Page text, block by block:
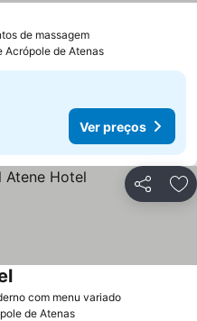
de massagem
Acrópole de Atenas
Ver preços
Partilhar
com menu variado
de Atenas